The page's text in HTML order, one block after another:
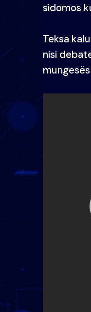
sidomos
Teksa
nisi